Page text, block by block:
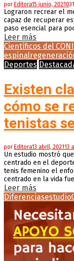
porEditora15 junio, 20210
Lograron recrear el
capaz de recuperar
paso esencial para
Leer más
Científicos del
espinal
Deportes
Existen
cómo se
tenistas
por Editora13 abril, 202113
Un estudio mostró
centrado en el
tenis femenino el
centrado en la vida
Leer más
Diferenciasestudio